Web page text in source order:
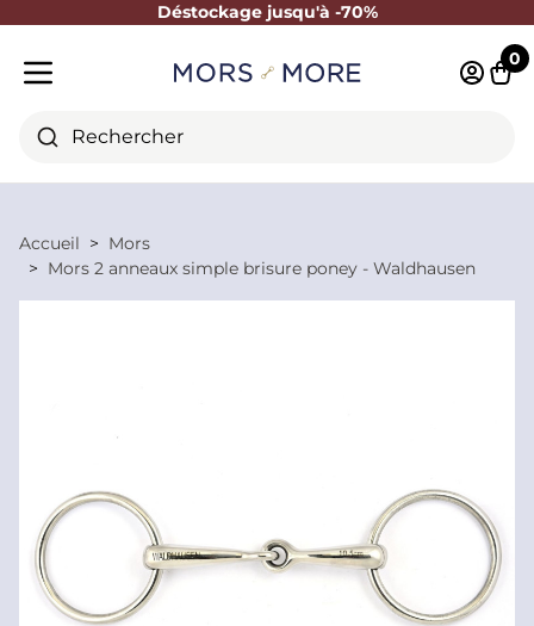
Déstockage jusqu'à -70%
Fermer
Rechercher
0
Accueil
Mors
Mors 2 anneaux simple brisure poney - Waldhausen